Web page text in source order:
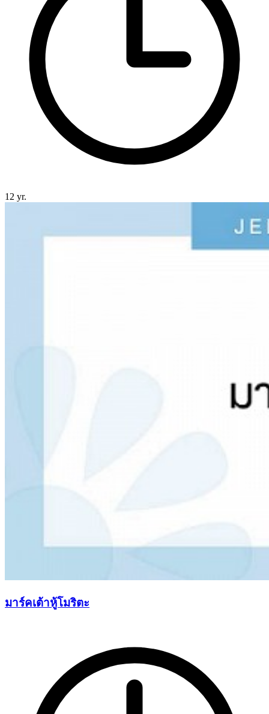
12 yr.
มาร์คเต้าหู้โมริตะ